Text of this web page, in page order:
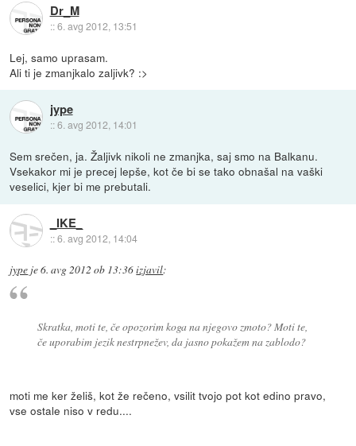
Dr_M
::6. avg 2012, 13:51
Lej, samo uprasam.
Ali ti je zmanjkalo zaljivk? :>
jype
::6. avg 2012, 14:01
Sem srečen, ja. Žaljivk nikoli ne zmanjka, saj smo na Balkanu.
Vsekakor mi je precej lepše, kot če bi se tako obnašal na vaški
veselici, kjer bi me prebutali.
_IKE_
::6. avg 2012, 14:04
jype je6. avg 2012 ob 13:36izjavil:
Skratka, moti te, če opozorim koga na njegovo zmoto? Moti te,
če uporabim jezik nestrpnežev, da jasno pokažem na zablodo?
moti me ker želiš, kot že rečeno, vsilit tvojo pot kot edino pravo,
vse ostale niso v redu....